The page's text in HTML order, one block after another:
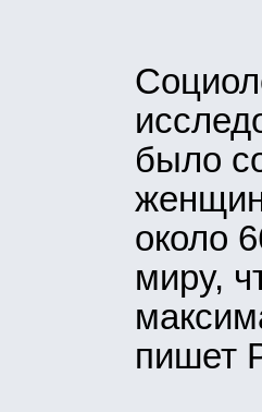
было
около
миру,
пишет